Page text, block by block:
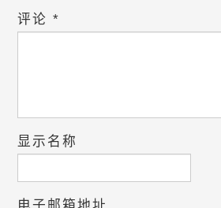
评论*
显示名称